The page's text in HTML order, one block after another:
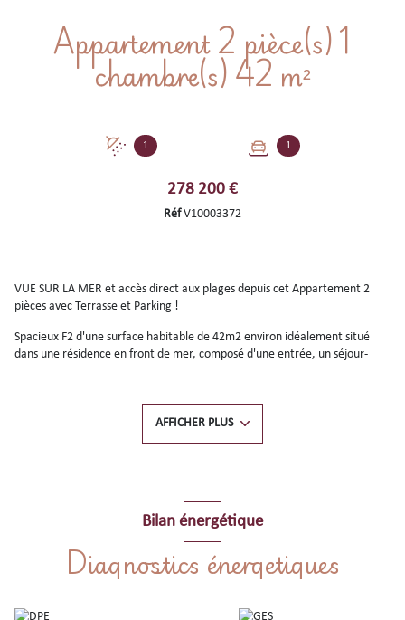
Appartement 2 pièce(s) 1
chambre(s) 42 m²
1 1
278 200 €
RéfV10003372
VUE SUR LA MER et accès direct aux plages depuis cet Appartement 2
pièces avec Terrasse et Parking !
Spacieux F2 d'une surface habitable de 42m2 environ idéalement situé
dans une résidence en front de mer, composé d'une entrée, un séjour-
l'endroit parfait pour vos déjeuners au soleil face à la mer.
un pied-à-terre et/ou la location saisonnière.
Contactez votre Agence Mer et Soleil à Collioure pour une visite au
04.68.82.15.33 !
AFFICHER PLUS
Bilan énergétique
Diagnostics énergetiques